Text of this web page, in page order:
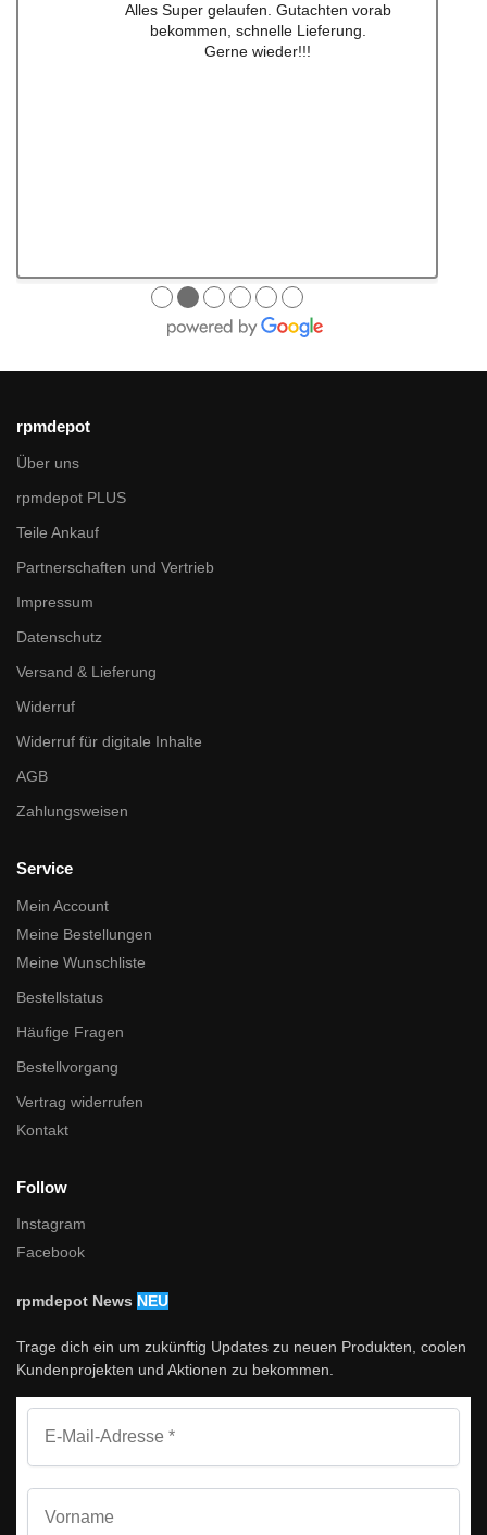
Super Service, schnelle Bearbeiten und
Lieferung ! Immer wieder gerne !!!
●●●●●●
rpmdepot
Über uns
rpmdepot PLUS
Teile Ankauf
Partnerschaften und Vertrieb
Impressum
Datenschutz
Versand & Lieferung
Widerruf
Widerruf für digitale Inhalte
AGB
Zahlungsweisen
Service
Mein Account
Meine Bestellungen
Meine Wunschliste
Bestellstatus
Häufige Fragen
Bestellvorgang
Vertrag widerrufen
Kontakt
Follow
Instagram
Facebook
rpmdepot News NEU
Trage dich ein um zukünftig Updates zu neuen Produkten, coolen
Kundenprojekten und Aktionen zu bekommen.